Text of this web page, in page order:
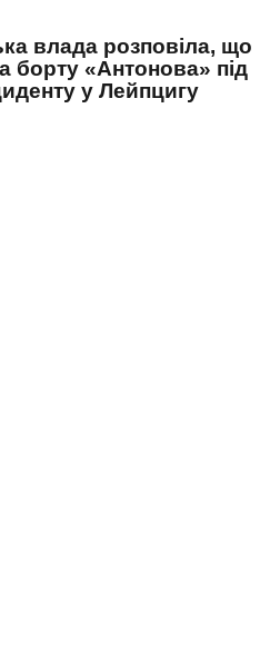
влада розповіла, що
борту «Антонова» під
у Лейпцигу